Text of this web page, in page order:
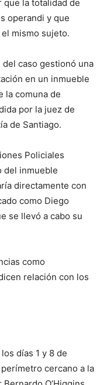
la totalidad de
operandi y que
mismo sujeto.
caso gestionó una
en un inmueble
la comuna de
por la juez de
de Santiago.
Policiales
del inmueble
directamente con
como Diego
se llevó a cabo su
como
relación con los
días 1 y 8 de
cercano a la